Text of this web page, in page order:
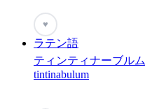
♥
ラテン語
ティンティナーブルム
tintinabulum